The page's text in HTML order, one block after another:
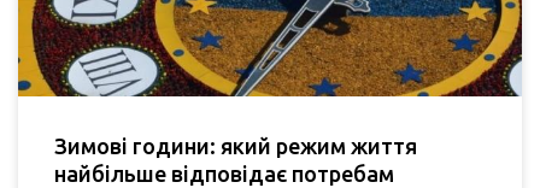
Зимові години: який режим життя
найбільше відповідає потребам